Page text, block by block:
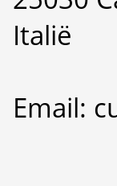
Italië
Email: